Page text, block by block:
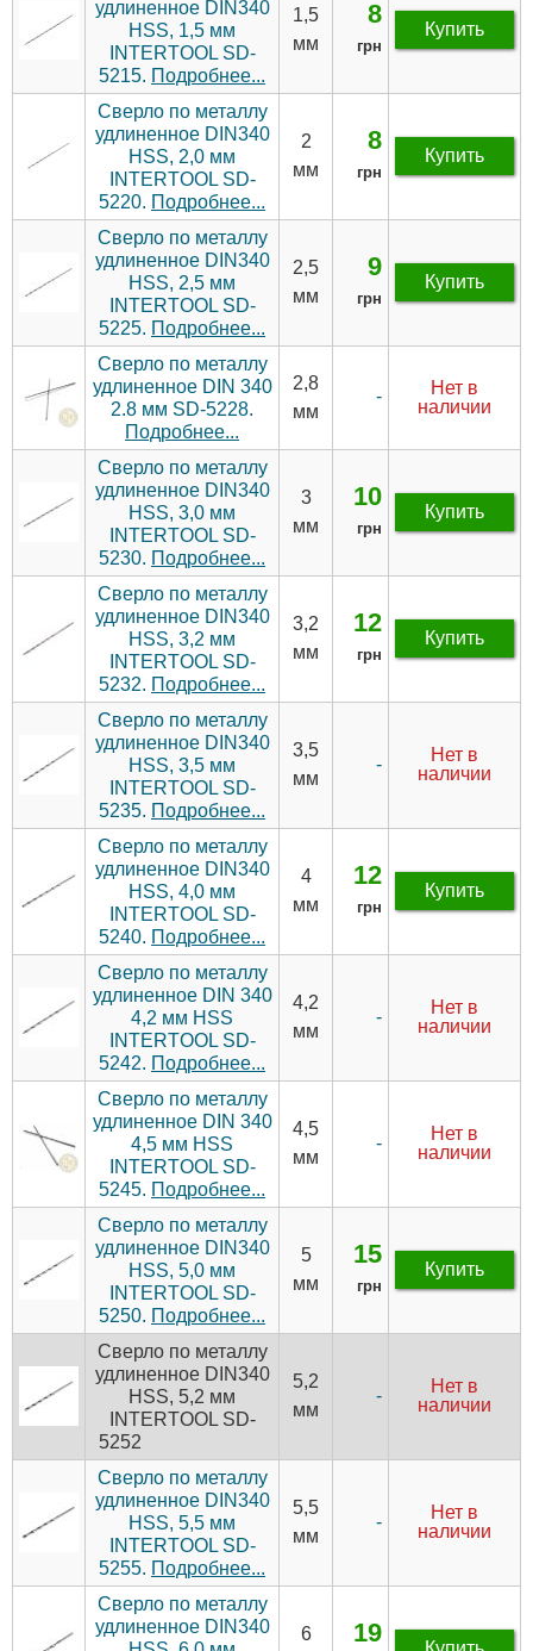
удлиненное DIN340
HSS, 1,5 мм
INTERTOOL SD-
5215. Подробнее...
1,5
мм
8
грн
Купить
Сверло по металлу
удлиненное DIN340
HSS, 2,0 мм
INTERTOOL SD-
5220. Подробнее...
2
мм
8
грн
Купить
Сверло по металлу
удлиненное DIN340
HSS, 2,5 мм
INTERTOOL SD-
5225. Подробнее...
2,5
мм
9
грн
Купить
Сверло по металлу
удлиненное DIN 340
2.8 мм SD-5228.
Подробнее...
2,8
мм
-
Нет в
наличии
Сверло по металлу
удлиненное DIN340
HSS, 3,0 мм
INTERTOOL SD-
5230. Подробнее...
3
мм
10
грн
Купить
Сверло по металлу
удлиненное DIN340
HSS, 3,2 мм
INTERTOOL SD-
5232. Подробнее...
3,2
мм
12
грн
Купить
Сверло по металлу
удлиненное DIN340
HSS, 3,5 мм
INTERTOOL SD-
5235. Подробнее...
3,5
мм
-
Нет в
наличии
Сверло по металлу
удлиненное DIN340
HSS, 4,0 мм
INTERTOOL SD-
5240. Подробнее...
4
мм
12
грн
Купить
Сверло по металлу
удлиненное DIN 340
4,2 мм HSS
INTERTOOL SD-
5242. Подробнее...
4,2
мм
-
Нет в
наличии
Сверло по металлу
удлиненное DIN 340
4,5 мм HSS
INTERTOOL SD-
5245. Подробнее...
4,5
мм
-
Нет в
наличии
Сверло по металлу
удлиненное DIN340
HSS, 5,0 мм
INTERTOOL SD-
5250. Подробнее...
5
мм
15
грн
Купить
Сверло по металлу
удлиненное DIN340
HSS, 5,2 мм
INTERTOOL SD-
5252
5,2
мм
-
Нет в
наличии
Сверло по металлу
удлиненное DIN340
HSS, 5,5 мм
INTERTOOL SD-
5255. Подробнее...
5,5
мм
-
Нет в
наличии
Сверло по металлу
удлиненное DIN340
6 19